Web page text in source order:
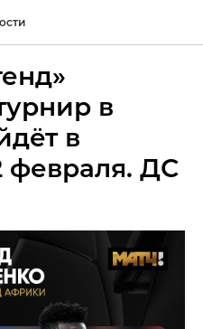
в
в
февраля. ДС